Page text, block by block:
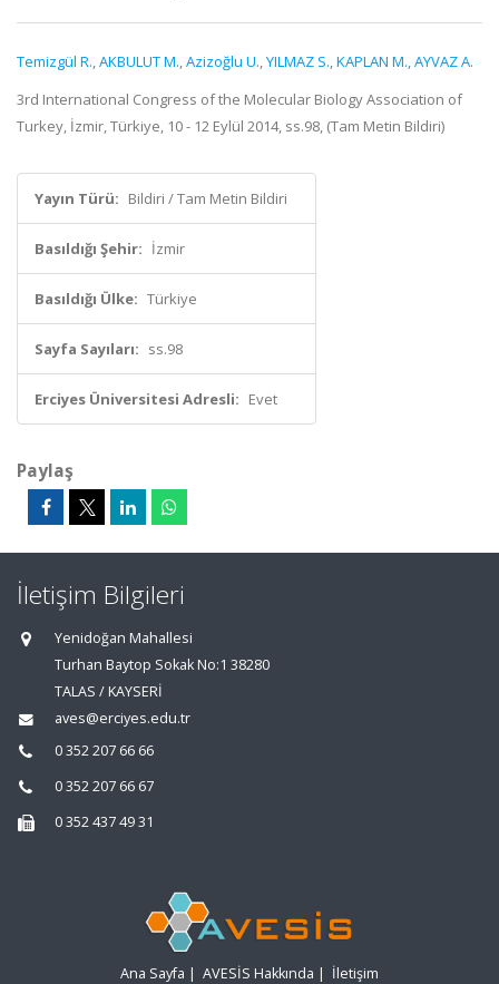
Temizgül R.,AKBULUT M.,Azizoğlu U.,YILMAZ S.,KAPLAN M.,AYVAZ A.
3rd International Congress of the Molecular Biology Association of
Turkey, İzmir, Türkiye, 10 - 12 Eylül 2014, ss.98, (Tam Metin Bildiri)
Yayın Türü: Bildiri / Tam Metin Bildiri
Basıldığı Şehir: İzmir
Basıldığı Ülke: Türkiye
Sayfa Sayıları: ss.98
Erciyes Üniversitesi Adresli: Evet
Paylaş
İletişim Bilgileri
Yenidoğan Mahallesi
Turhan Baytop Sokak No:1 38280
TALAS / KAYSERİ
aves@erciyes.edu.tr
0 352 207 66 66
0 352 207 66 67
0 352 437 49 31
Ana Sayfa | AVESİS Hakkında | İletişim